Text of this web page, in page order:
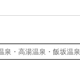
泉・高湯温泉・飯坂温泉